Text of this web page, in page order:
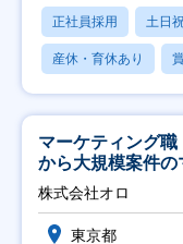
正社員採用 土日
産休・育休あり
マーケティング
から大規模案件
修充実】
株式会社オロ
東京都